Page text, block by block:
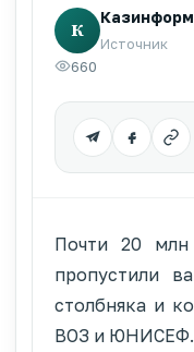
К
Казинформ
Источник
660
Почти 20
пропустили
столбняка и
ВОЗ и ЮНИСЕФ.